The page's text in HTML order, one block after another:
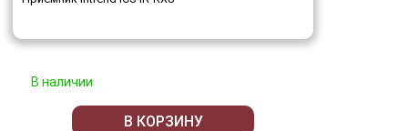
В наличии
В КОРЗИНУ